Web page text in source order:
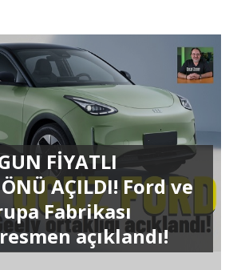
FİYATLI
ÖNÜ AÇILDI! Ford ve
Fabrikası
açıklandı!